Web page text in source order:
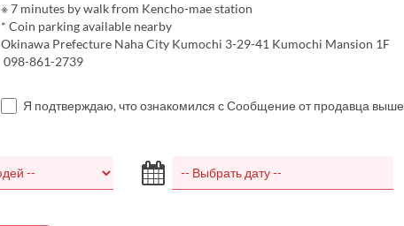
※ 7 minutes by walk from Kencho-mae station
* Coin parking available nearby
Okinawa Prefecture Naha City Kumochi 3-29-41 Kumochi Mansion 1F
098-861-2739
Я подтверждаю, что ознакомился с Сообщение от продавца выше